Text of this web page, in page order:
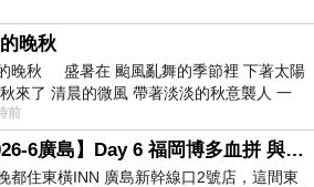
晚秋
晚秋 盛暑在 颱風亂舞的季節裡 下著太陽
來了 清晨的微風 帶著淡淡的秋意襲人 一
被赤
前
【2026-6廣島】Day 6 福岡博多血拼 與機場接送少年司機深夜對談
都住東橫INN 廣島新幹線口2號店，這間東